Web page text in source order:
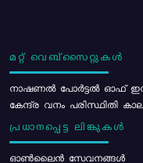
മറ്റ് വെബ്സൈറ്റുകൾ
നാഷണൽ പോർട്ടൽ ഓഫ്
കേന്ദ്ര വനം പരിസ്ഥിതി
പ്രധാനപ്പെട്ട ലിങ്കുകൾ
ഓൺലൈൻ സേവനങ്ങൾ